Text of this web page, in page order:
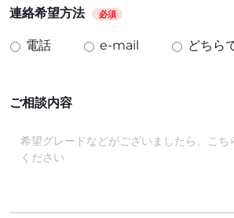
連絡希望方法 必須
電話 e-mail どちら
ご相談内容